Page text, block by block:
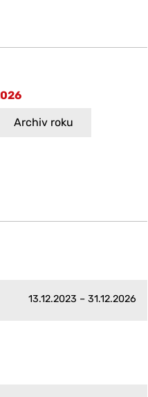
Archiv roku
13.12.2023 – 31.12.2026